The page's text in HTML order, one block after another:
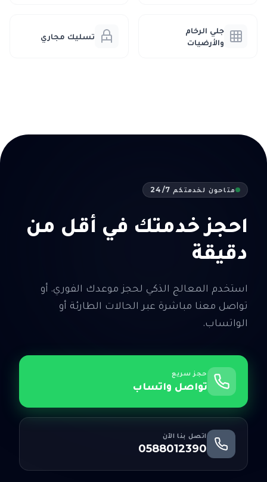
جلي الرخام
والأرضيات
تسليك مجاري
متاحون لخدمتكم 24/7
احجز خدمتك في أقل من
دقيقة
استخدم المعالج الذكي لحجز موعدك الفوري. أو
تواصل معنا مباشرة عبر الحالات الطارئة أو
الواتساب.
حجز سريع
تواصل واتساب
اتصل بنا الآن
0588012390